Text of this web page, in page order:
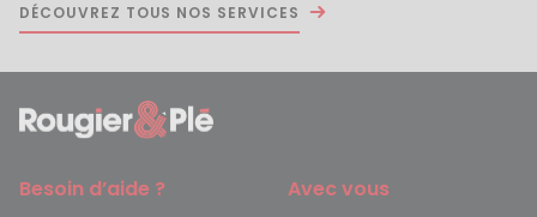
DÉCOUVREZ TOUS NOS SERVICES
Besoin d’aide ? Avec vous